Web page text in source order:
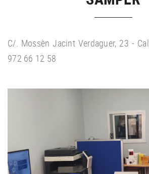
C/. Mossèn Jacint Verdaguer, 23 -
972 66 12 58